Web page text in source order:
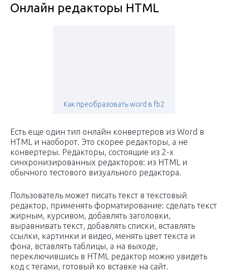
Онлайн редакторы HTML
Как преобразовать word в fb2
Есть еще один тип онлайн конвертеров из Word в
HTML и наоборот. Это скорее редакторы, а не
конвертеры. Редакторы, состоящие из 2-х
синхронизированных редакторов: из HTML и
обычного тестового визуального редактора.
Пользователь может писать текст в текстовый
редактор, применять форматирование: сделать текст
жирным, курсивом, добавлять заголовки,
выравнивать текст, добавлять списки, вставлять
ссылки, картинки и видео, менять цвет текста и
фона, вставлять таблицы, а на выходе,
переключившись в HTML редактор можно увидеть
код с тегами, готовый ко вставке на сайт.